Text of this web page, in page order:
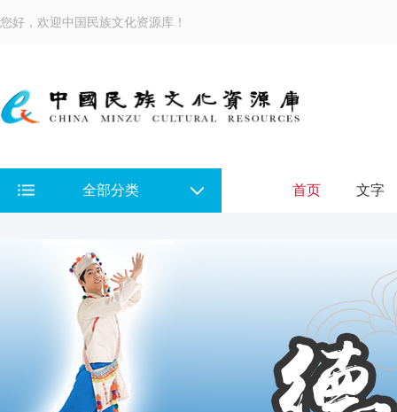
您好，欢迎中国民族文化资源库！
全部分类 首页 文字